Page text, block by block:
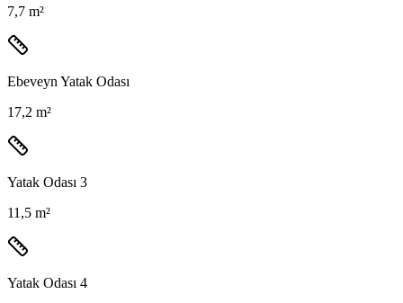
7,7 m²
Ebeveyn Yatak Odası
17,2 m²
Yatak Odası 3
11,5 m²
Yatak Odası 4